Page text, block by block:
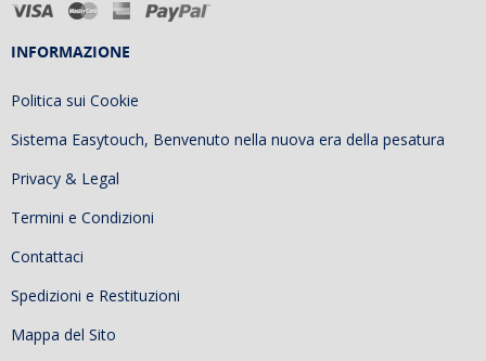
INFORMAZIONE
Politica sui Cookie
Sistema Easytouch, Benvenuto nella nuova era della pesatura
Privacy & Legal
Termini e Condizioni
Contattaci
Spedizioni e Restituzioni
Mappa del Sito